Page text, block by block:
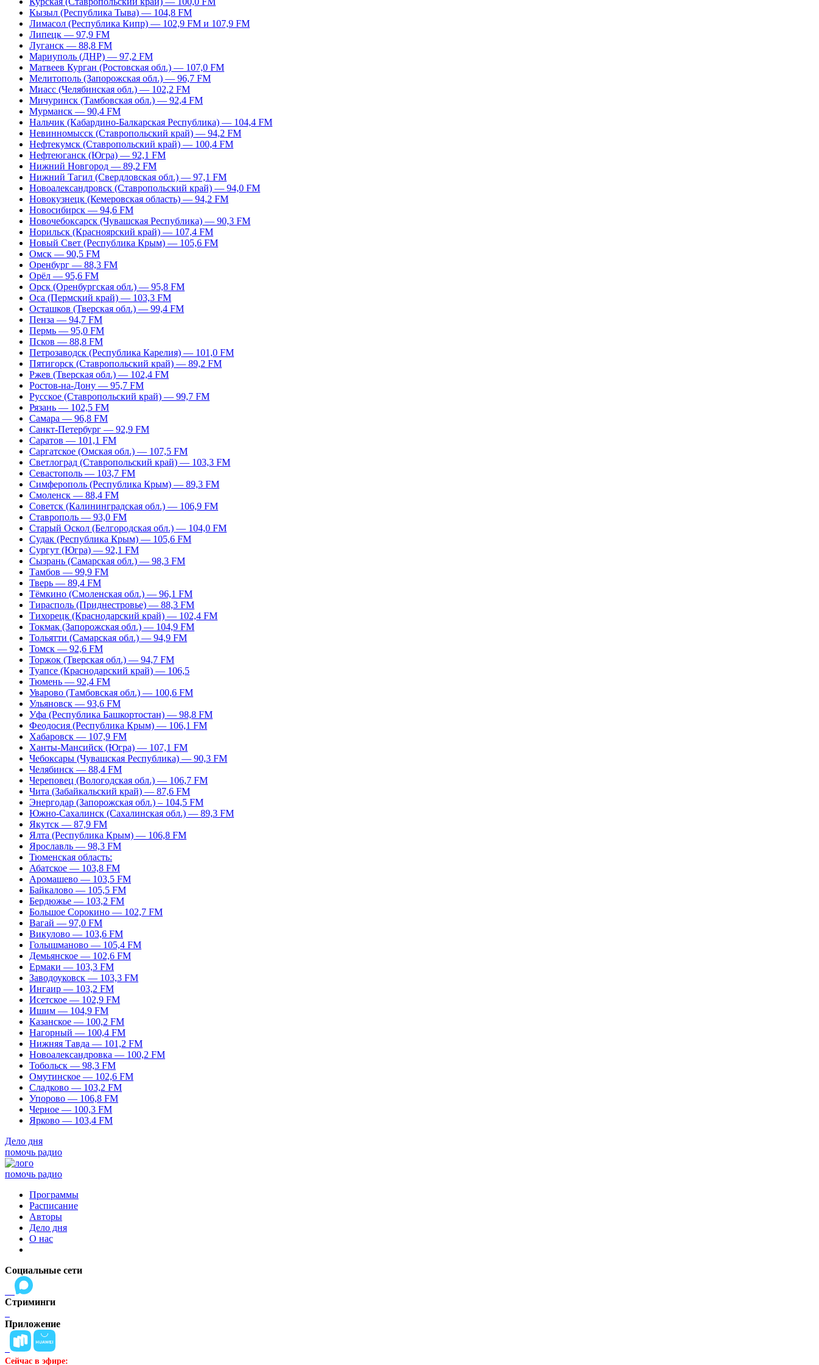
Кызыл (Республика Тыва) — 104,8 FM
Лимасол (Республика Кипр) — 102,9 FM и 107,9 FM
Липецк — 97,9 FM
Луганск — 88,8 FM
Мариуполь (ДНР) — 97,2 FM
Матвеев Курган (Ростовская обл.) — 107,0 FM
Мелитополь (Запорожская обл.) — 96,7 FM
Миасс (Челябинская обл.) — 102,2 FM
Мичуринск (Тамбовская обл.) — 92,4 FM
Мурманск — 90,4 FM
Нальчик (Кабардино-Балкарская Республика) — 104,4 FM
Невинномысск (Ставропольский край) — 94,2 FM
Нефтекумск (Ставропольский край) — 100,4 FM
Нефтеюганск (Югра) — 92,1 FM
Нижний Новгород — 89,2 FM
Нижний Тагил (Свердловская обл.) — 97,1 FM
Новоалександровск (Ставропольский край) — 94,0 FM
Новокузнецк (Кемеровская область) — 94,2 FM
Новосибирск — 94,6 FM
Новочебоксарск (Чувашская Республика) — 90,3 FM
Норильск (Красноярский край) — 107,4 FM
Новый Свет (Республика Крым) — 105,6 FM
Омск — 90,5 FM
Оренбург — 88,3 FM
Орёл — 95,6 FM
Орск (Оренбургская обл.) — 95,8 FM
Оса (Пермский край) — 103,3 FM
Осташков (Тверская обл.) — 99,4 FM
Пенза — 94,7 FM
Пермь — 95,0 FM
Псков — 88,8 FM
Петрозаводск (Республика Карелия) — 101,0 FM
Пятигорск (Ставропольский край) — 89,2 FM
Ржев (Тверская обл.) — 102,4 FM
Ростов-на-Дону — 95,7 FM
Русское (Ставропольский край) — 99,7 FM
Рязань — 102,5 FM
Самара — 96,8 FM
Санкт-Петербург — 92,9 FM
Саратов — 101,1 FM
Саргатское (Омская обл.) — 107,5 FM
Светлоград (Ставропольский край) — 103,3 FM
Севастополь — 103,7 FM
Симферополь (Республика Крым) — 89,3 FM
Смоленск — 88,4 FM
Советск (Калининградская обл.) — 106,9 FM
Ставрополь — 93,0 FM
Старый Оскол (Белгородская обл.) — 104,0 FM
Судак (Республика Крым) — 105,6 FM
Сургут (Югра) — 92,1 FM
Сызрань (Самарская обл.) — 98,3 FM
Тамбов — 99,9 FM
Тверь — 89,4 FM
Тёмкино (Смоленская обл.) — 96,1 FM
Тирасполь (Приднестровье) — 88,3 FM
Тихорецк (Краснодарский край) — 102,4 FM
Токмак (Запорожская обл.) — 104,9 FM
Тольятти (Самарская обл.) — 94,9 FM
Томск — 92,6 FM
Торжок (Тверская обл.) — 94,7 FM
Туапсе (Краснодарский край) — 106,5
Тюмень — 92,4 FM
Уварово (Тамбовская обл.) — 100,6 FM
Ульяновск — 93,6 FM
Уфа (Республика Башкортостан) — 98,8 FM
Феодосия (Республика Крым) — 106,1 FM
Хабаровск — 107,9 FM
Ханты-Мансийск (Югра) — 107,1 FM
Чебоксары (Чувашская Республика) — 90,3 FM
Челябинск — 88,4 FM
Череповец (Вологодская обл.) — 106,7 FM
Чита (Забайкальский край) — 87,6 FM
Энергодар (Запорожская обл.) – 104,5 FM
Южно-Сахалинск (Сахалинская обл.) — 89,3 FM
Якутск — 87,9 FM
Ялта (Республика Крым) — 106,8 FM
Ярославль — 98,3 FM
Тюменская область:
Абатское — 103,8 FM
Аромашево — 103,5 FM
Байкалово — 105,5 FM
Бердюжье — 103,2 FM
Большое Сорокино — 102,7 FM
Вагай — 97,0 FM
Викулово — 103,6 FM
Голышманово — 105,4 FM
Демьянское — 102,6 FM
Ермаки — 103,3 FM
Заводоуковск — 103,3 FM
Ингаир — 103,2 FM
Исетское — 102,9 FM
Ишим — 104,9 FM
Казанское — 100,2 FM
Нагорный — 100,4 FM
Нижняя Тавда — 101,2 FM
Новоалександровка — 100,2 FM
Тобольск — 98,3 FM
Омутинское — 102,6 FM
Сладково — 103,2 FM
Упорово — 106,8 FM
Черное — 100,3 FM
Ярково — 103,4 FM
Дело дня
помочь радио
помочь радио
Программы
Расписание
Авторы
Дело дня
О нас
Социальные сети
Стриминги
Приложение
Сейчас в эфире: